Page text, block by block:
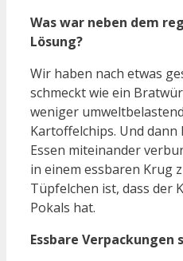
Was war neben dem
Lösung?
Wir haben nach etwas
schmeckt wie ein
weniger
Kartoffelchips. Und
Essen miteinander
in einem essbaren Krug
Tüpfelchen ist, dass der
Pokals hat.
Essbare Verpackungen